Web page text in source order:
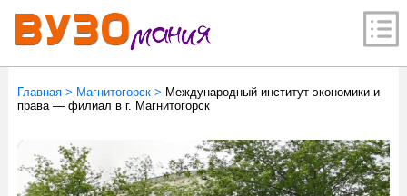
Главная> Магнитогорск> Международный институт экономики и
права — филиал в г. Магнитогорск